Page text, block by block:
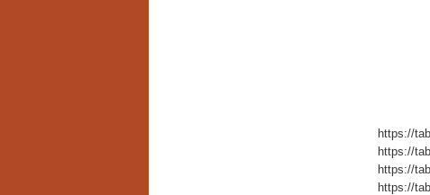
https://
https://
https://
https://